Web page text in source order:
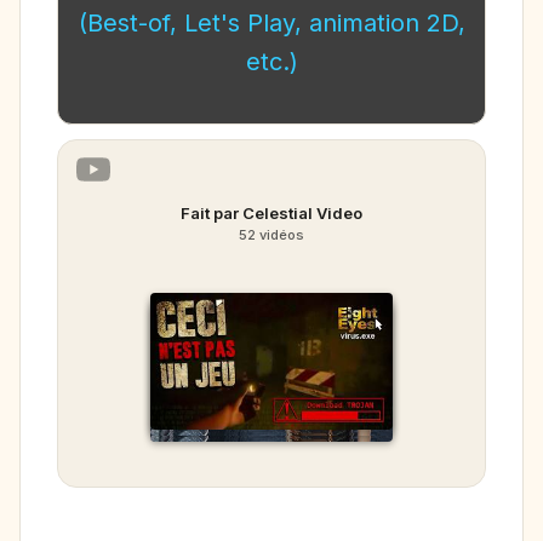
Fait par Celestial Video
52 vidéos
(Best-of, Let's Play, animation 2D,
etc.)